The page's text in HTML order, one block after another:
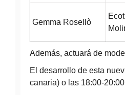
Gemma Rosellò
Además, actuará de
El desarrollo de esta
canaria) o las 18:00-